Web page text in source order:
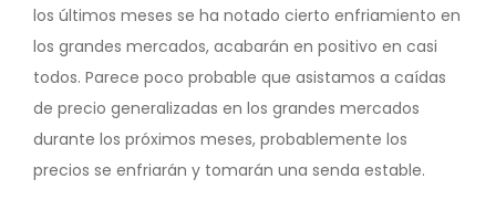
los últimos meses se ha notado cierto enfriamiento en
los grandes mercados, acabarán en positivo en casi
todos. Parece poco probable que asistamos a caídas
de precio generalizadas en los grandes mercados
durante los próximos meses, probablemente los
precios se enfriarán y tomarán una senda estable.